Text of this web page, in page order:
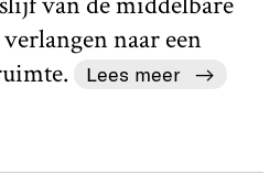
naar een
Lees meer